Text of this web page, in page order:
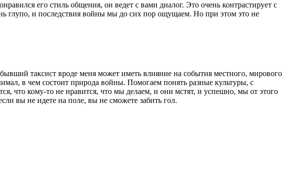
его стиль общения, он ведет с вами диалог. Это очень контрастирует с
глупо, и последствия войны мы до сих пор ощущаем. Но при этом это не
таксист вроде меня может иметь влияние на события местного, мирового
в чем состоит природа войны. Помогаем понять разные культуры, с
что кому-то не нравится, что мы делаем, и они мстят, и успешно, мы от этого
вы не идете на поле, вы не сможете забить гол.